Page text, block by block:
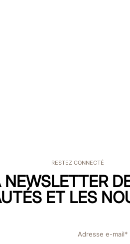
RESTEZ CONNECTÉ
ET LES